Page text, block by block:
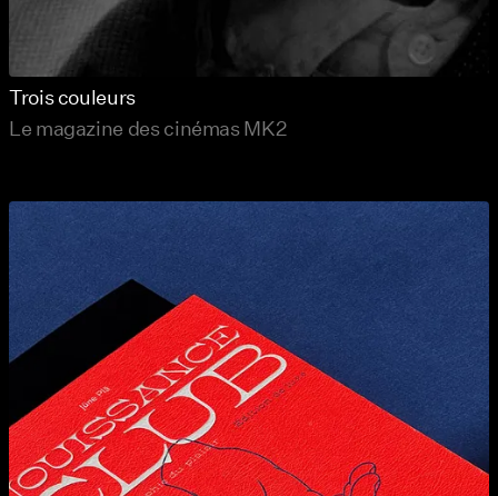
Trois couleurs
Le magazine des cinémas MK2